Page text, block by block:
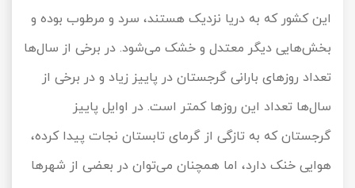
این کشور که به دریا نزدیک هستند، سرد و مرطوب بوده و
بخش‌هایی دیگر معتدل و خشک می‌شود. در برخی از سال‌ها
تعداد روزهای بارانی گرجستان در پاییز زیاد و در برخی از
سال‌ها تعداد این روزها کمتر است. در اوایل پاییز
گرجستان که به تازگی از گرمای تابستان نجات پیدا کرده،
هوایی خنک دارد، اما همچنان می‌توان در بعضی از شهرها